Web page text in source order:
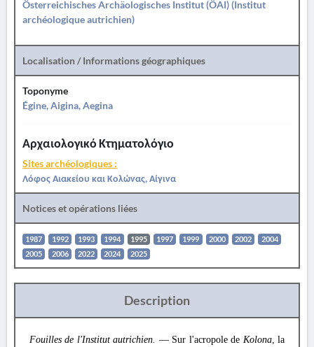
Österreichisches Archäologisches Institut (ÖAI) (Institut
archéologique autrichien)
Localisation / Informations géographiques
Toponyme
Égine, Aigina, Aegina
Αρχαιολογικό Κτηματολόγιο
Sites archéologiques :
Λόφος Αιακείου και Κολώνας, Αίγινα
Notices et opérations liées
1987 1992 1993 1994 1995 1997 1999 2000 2002
2004
2005
2006 2022 2024 2025
Description
Fouilles de l'Institut autrichien. — Sur l'acropole de Kolona, la